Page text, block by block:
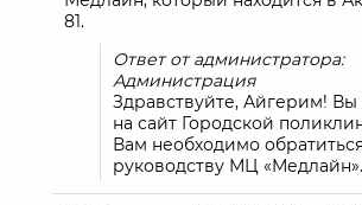
81.
Ответ от администратора:
Администрация
Здравствуйте, Айгерим! Вы
на сайт Городской
Вам необходимо
руководству МЦ «Медлайн».